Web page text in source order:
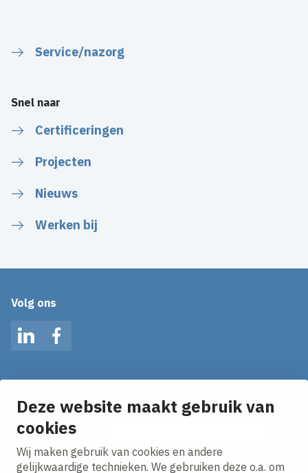
Deze website maakt gebruik van
cookies
Wij maken gebruik van cookies en andere
gelijkwaardige technieken. We gebruiken deze o.a. om
Service/nazorg
Snel naar
Certificeringen
Projecten
Nieuws
Werken bij
Volg ons
LinkedInFacebook
Ontvang onze nieuws alerts in je mailbox!
E-mailadres
Ik ga akkoord met hetprivacy statement.